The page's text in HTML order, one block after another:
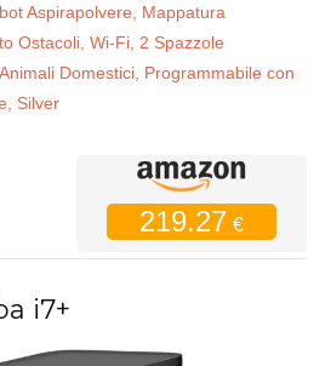
Aspirapolvere, Mappatura
Ostacoli, Wi-Fi, 2 Spazzole
Domestici, Programmabile con
Silver
219.27 €
i7+